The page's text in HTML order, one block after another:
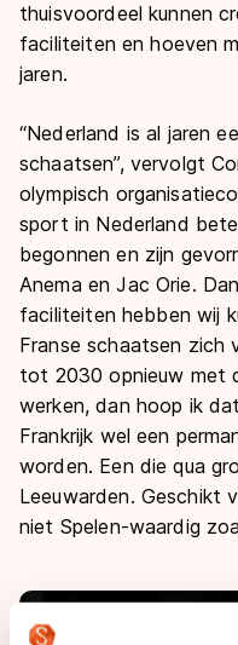
thuisvoordeel kunnen
faciliteiten en hoeven
jaren.
“Nederland is al jaren
schaatsen”, vervolgt
olympisch
sport in Nederland
begonnen en zijn
Anema en Jac Orie.
faciliteiten hebben wij
Franse schaatsen zich
tot 2030 opnieuw met
werken, dan hoop ik
Frankrijk wel een
worden. Een die qua
Leeuwarden. Geschikt
niet Spelen-waardig